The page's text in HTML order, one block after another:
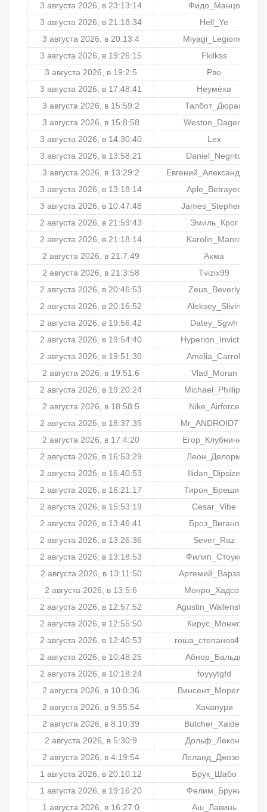
3 августа 2026, в 23:13:14
Фидо_Манцо
3 августа 2026, в 21:18:34
Hell_Ye
3 августа 2026, в 20:13:4
Miyagi_Legioner
3 августа 2026, в 19:26:15
Fkilkss
3 августа 2026, в 19:2:5
Рво
3 августа 2026, в 17:48:41
Неумёха
3 августа 2026, в 15:59:2
Талбот_Дюран
3 августа 2026, в 15:8:58
Weston_Dagers
3 августа 2026, в 14:30:40
Lex
3 августа 2026, в 13:58:21
Daniel_Negrito
3 августа 2026, в 13:29:2
Евгений_Александрович
3 августа 2026, в 13:18:14
Aple_Betrayed
3 августа 2026, в 10:47:48
James_Stephens
2 августа 2026, в 21:59:43
Эмиль_Крог
2 августа 2026, в 21:18:14
Karolin_Manro
2 августа 2026, в 21:7:49
Ахма
2 августа 2026, в 21:3:58
Tvizix99
2 августа 2026, в 20:46:53
Zeus_Beverly
2 августа 2026, в 20:16:52
Aleksey_Slivin
2 августа 2026, в 19:56:42
Datey_Sgwh
2 августа 2026, в 19:54:40
Hyperion_Invictus
2 августа 2026, в 19:51:30
Amelia_Carroll
2 августа 2026, в 19:51:6
Vlad_Moran
2 августа 2026, в 19:20:24
Michael_Phillips
2 августа 2026, в 18:58:5
Nike_Airforce
2 августа 2026, в 18:37:35
Mr_ANDROID777
2 августа 2026, в 17:4:20
Егор_Клубничка
2 августа 2026, в 16:53:29
Леон_Делорм
2 августа 2026, в 16:40:53
Ilidan_Dipsize
2 августа 2026, в 16:21:17
Тирон_Брешиа
2 августа 2026, в 15:53:19
Cesar_Vibe
2 августа 2026, в 13:46:41
Броз_Вигано
2 августа 2026, в 13:26:36
Sever_Raz
2 августа 2026, в 13:18:53
Филип_Стоукс
2 августа 2026, в 13:11:50
Артемий_Варзарь
2 августа 2026, в 13:5:6
Монро_Хадсон
2 августа 2026, в 12:57:52
Agustin_Wallenstein
2 августа 2026, в 12:55:50
Кирус_Монжо
2 августа 2026, в 12:40:53
гоша_степанов4653
2 августа 2026, в 10:48:25
Абнор_Бальди
2 августа 2026, в 10:18:24
foyyytgfd
2 августа 2026, в 10:0:36
Винсент_Морелли
2 августа 2026, в 9:55:54
Хачапури
2 августа 2026, в 8:10:39
Butcher_Xaides
2 августа 2026, в 5:30:9
Дольф_Леконт
2 августа 2026, в 4:19:54
Леланд_Джозеф
1 августа 2026, в 20:10:12
Брук_Шабо
1 августа 2026, в 19:16:20
Фелим_Бруни
1 августа 2026, в 16:27:0
Аш_Лавинь